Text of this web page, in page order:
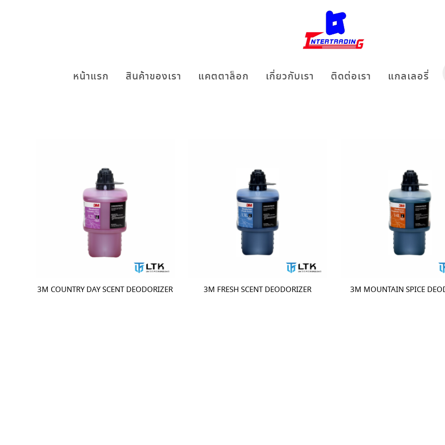
หน้าแรก สินค้าของเรา แคตตาล็อก เกี่ยวกับเรา ติดต่อเรา แกลเลอรี่
3M COUNTRY DAY SCENT DEODORIZER 3M FRESH SCENT DEODORIZER 3M MOUNTAIN SPICE